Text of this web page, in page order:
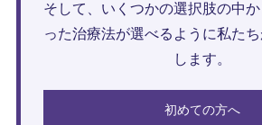
そして、いくつかの選択肢の中
った治療法が選べるように私た
します。
初めての方へ